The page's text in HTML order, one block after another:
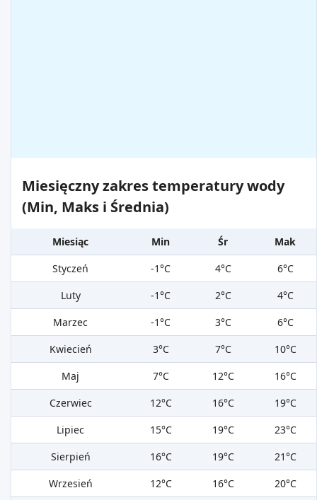
Miesięczny zakres temperatury wody
(Min, Maks i Średnia)
Miesiąc Min Śr
Mak
Styczeń
-1°C 4°C
6°C
Luty
-1°C 2°C
4°C
Marzec
-1°C 3°C
6°C
Kwiecień
3°C 7°C
10°C
Maj
7°C 12°C
16°C
Czerwiec
12°C 16°C
19°C
Lipiec
15°C 19°C
23°C
Sierpień
16°C 19°C
21°C
Wrzesień
12°C 16°C
20°C